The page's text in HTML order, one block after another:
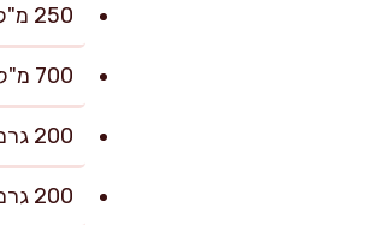
250 מ"ל יין אדום יבש
700 מ"ל ציר בקר או ציר טלה (אפשר גם מים, אבל ציר נותן עומק)
200 גרם משמשים מיובשים
200 גרם שזיפים מיובשים מגולענים